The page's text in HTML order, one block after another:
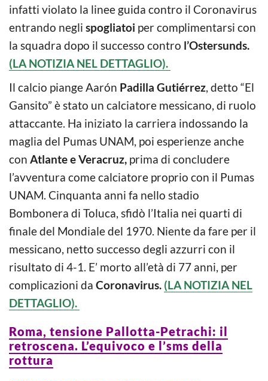
infatti violato la linee guida contro il Coronavirus
entrando negli spogliatoi per complimentarsi con
la squadra dopo il successo contro l’Ostersunds.
(LA NOTIZIA NEL DETTAGLIO).
Il calcio piange Aarón Padilla Gutiérrez, detto “El
Gansito” è stato un calciatore messicano, di ruolo
attaccante. Ha iniziato la carriera indossando la
maglia del Pumas UNAM, poi esperienze anche
con Atlante e Veracruz, prima di concludere
l’avventura come calciatore proprio con il Pumas
UNAM. Cinquanta anni fa nello stadio
Bombonera di Toluca, sfidò l’Italia nei quarti di
finale del Mondiale del 1970. Niente da fare per il
messicano, netto successo degli azzurri con il
risultato di 4-1. E’ morto all’età di 77 anni, per
complicazioni da Coronavirus. (LA NOTIZIA NEL
DETTAGLIO).
Roma, tensione Pallotta-Petrachi: il
retroscena. L’equivoco e l’sms della
rottura